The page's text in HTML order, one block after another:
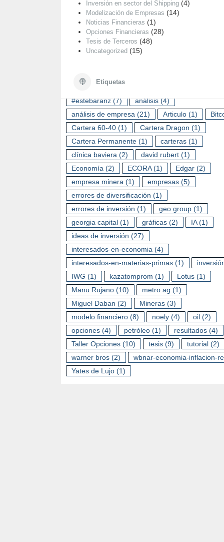
Inversión en sector del Shipping (4)
Modelización de Empresas (14)
Noticias Financieras (1)
Opciones Financieras (28)
Tesis de Terceros (48)
Uncategorized (15)
Etiquetas
ETIQUETAS
#estebaranz (7) análisis (4)
análisis de empresa (21) Articulo (1)
Cartera 60-40 (1) Cartera Dragon (1)
Cartera Permanente (1) carteras (1)
clínica baviera (2) david rubert (1)
Economía (2) ECORA(1) Edgar (2)
empresa minera (1) empresas (5)
errores de diversificación (1)
errores de inversión (1) geo group (1)
georgia capital (1) gráficas (2) IA(1)
ideas de inversión (27)
interesados-en-economia (4)
interesados-en-materias-primas (1)
IWG (1) kazatomprom (1) Lotus (1)
Manu Rujano (10) metro ag (1)
Miguel Daban (2) Mineras (3)
modelo financiero (8) noely (4) oil (2)
opciones (4) petróleo (1) resultados (4)
Taller Opciones (10) tesis (9) tutorial (2)
warner bros (2)
wbnar-economia-inflacion-
Yates de Lujo (1)